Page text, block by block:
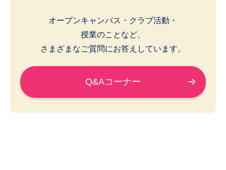
オープンキャンパス・クラブ活動・
授業のことなど、
さまざまなご質問にお答えしています。
Q&Aコーナー